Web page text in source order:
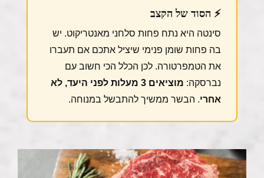
⚡ הסוד של הקצב
סינטה היא נתח פחות סלחני מאנטריקוט. יש
בה פחות שומן פנימי שיציל אתכם אם תעברו
את הטמפרטורה. לכן הכלל הכי חשוב עם
נברסקה:
מוציאים 3 מעלות לפני היעד, לא
אחרי . הבשר ממשיך להתבשל במנוחה.